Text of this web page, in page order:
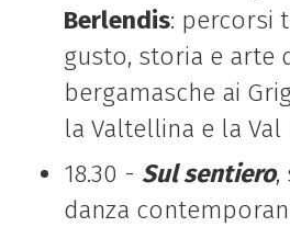
Berlendis: percorsi
gusto, storia e arte
bergamasche ai
la Valtellina e la Val
18.30 - Sul sentiero,
danza